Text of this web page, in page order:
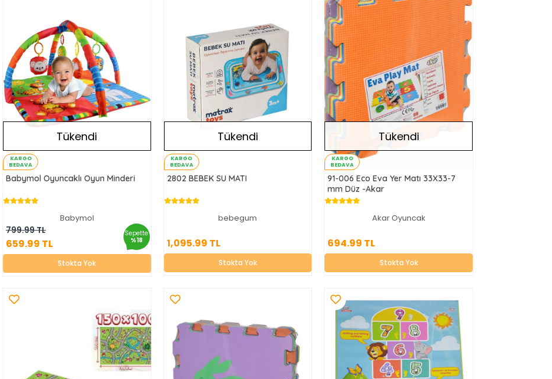
KARGO
BEDAVA
Tükendi
Babymol Oyuncaklı Oyun Minderi
Babymol
799.99 TL
659.99 TL
Sepette
%18
Stokta Yok
KARGO
BEDAVA
Tükendi
2802 BEBEK SU MATI
bebegum
1,095.99 TL
1,095.99 TL
Stokta Yok
KARGO
BEDAVA
Tükendi
91-006 Eco Eva Yer Matı 33X33-7
mm Düz -Akar
Akar Oyuncak
694.99 TL
694.99 TL
Stokta Yok